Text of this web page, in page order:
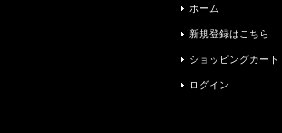
ホーム
新規登録はこちら
ショッピングカート
ログイン